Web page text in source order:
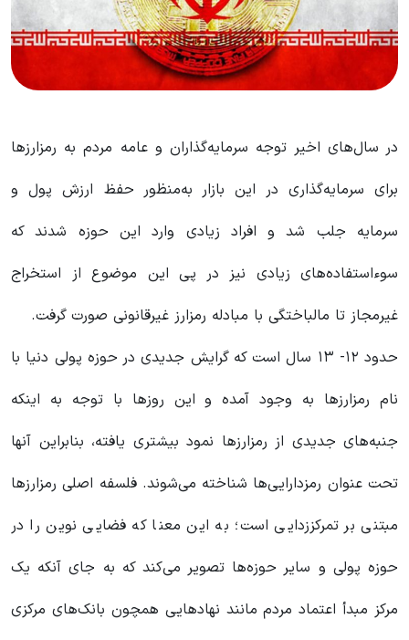
در سال‌های اخیر توجه سرمایه‌گذاران و عامه مردم به رمزارزها
برای سرمایه‌گذاری در این بازار به‌منظور حفظ ارزش پول و
سرمایه جلب شد و افراد زیادی وارد این حوزه شدند که
سوءاستفاده‌های زیادی نیز در پی این موضوع از استخراج
غیرمجاز تا مالباختگی با مبادله رمزارز غیرقانونی صورت گرفت.
حدود ۱۲- ۱۳ سال است که گرایش جدیدی در حوزه پولی دنیا با
نام رمزارزها به وجود آمده و این روزها با توجه به اینکه
جنبه‌های جدیدی از رمزارزها نمود بیشتری یافته، بنابراین آنها
تحت عنوان رمزدارایی‌ها شناخته می‌شوند. فلسفه اصلی رمزارزها
مبتنی بر تمرکززدایی است؛ به این معنا که فضایی نوین را در
حوزه پولی و سایر حوزه‌ها تصویر می‌کند که به جای آنکه یک
مرکز مبدأ اعتماد مردم مانند نهادهایی همچون بانک‌های مرکزی